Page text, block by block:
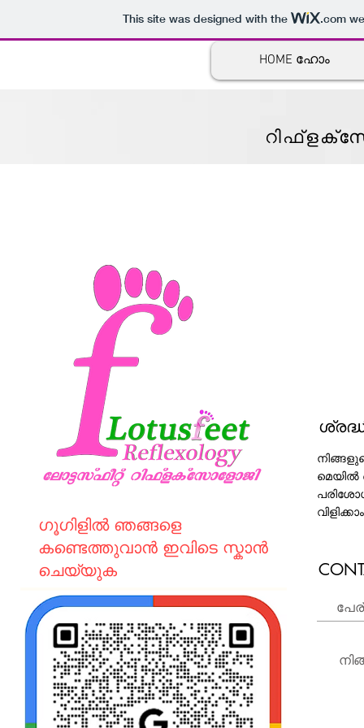
This site was designed with the .com
HOME ഹോം
ഗൂഗിളിൽ ഞങ്ങളെ
കണ്ടെത്തുവാൻ ഇവിടെ സ്കാൻ
ചെയ്യുക
മെയിൽ